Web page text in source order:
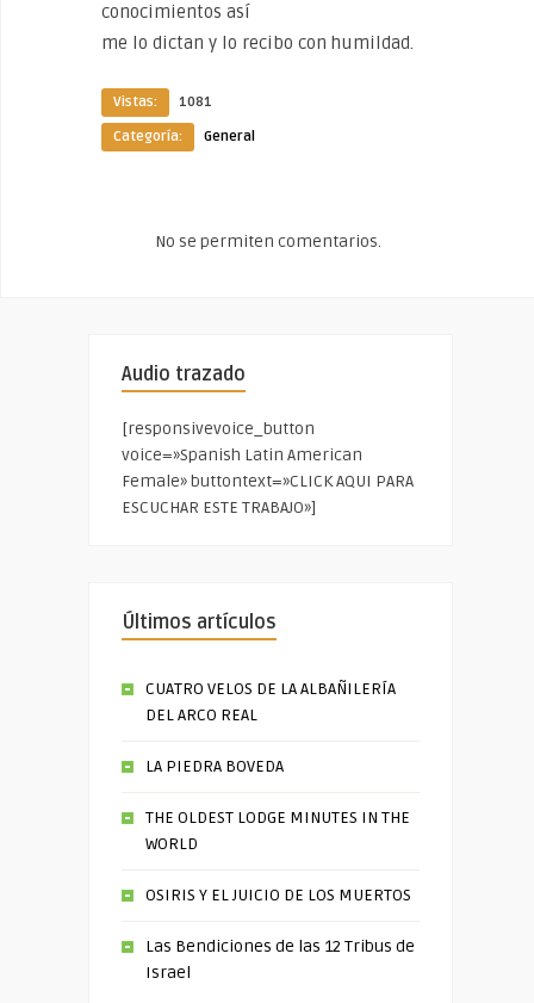
conocimientos así
me lo dictan y lo recibo con humildad.
Vistas:
1081
Categoría:
General
No se permiten comentarios.
Audio trazado
[responsivevoice_button
voice=»Spanish Latin American
Female» buttontext=»CLICK AQUI PARA
ESCUCHAR ESTE TRABAJO»]
Últimos artículos
CUATRO VELOS DE LA ALBAÑILERÍA
DEL ARCO REAL
LA PIEDRA BOVEDA
THE OLDEST LODGE MINUTES IN THE
WORLD
OSIRIS Y EL JUICIO DE LOS MUERTOS
Las Bendiciones de las 12 Tribus de
Israel